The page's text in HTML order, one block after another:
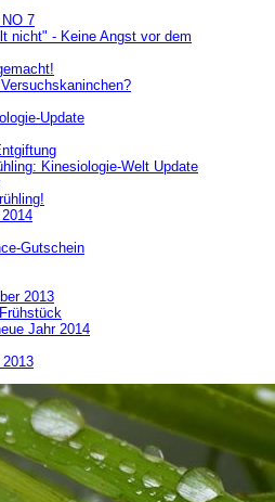
7
nicht" - Keine Angst vor dem
Update
Kinesiologie-Welt Update
Gutschein
2013
Jahr 2014
2013